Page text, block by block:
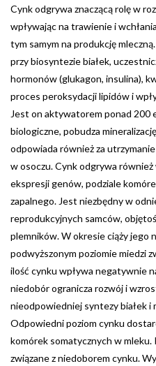
Cynk odgrywa znaczącą rolę w
wpływając na trawienie i
tym samym na produkcję
przy biosyntezie białek,
hormonów (glukagon, insulina),
proces peroksydacji lipidów i
Jest on aktywatorem ponad 200
biologiczne, pobudza
odpowiada również za
w osoczu. Cynk odgrywa
ekspresji genów, podziale
zapalnego. Jest niezbędny w
reprodukcyjnych samców,
plemników. W okresie ciąży jego
podwyższonym poziomie miedzi
ilość cynku wpływa negatywnie
niedobór ogranicza rozwój i
nieodpowiedniej syntezy białek
Odpowiedni poziom cynku
komórek somatycznych w
związane z niedoborem cynku.